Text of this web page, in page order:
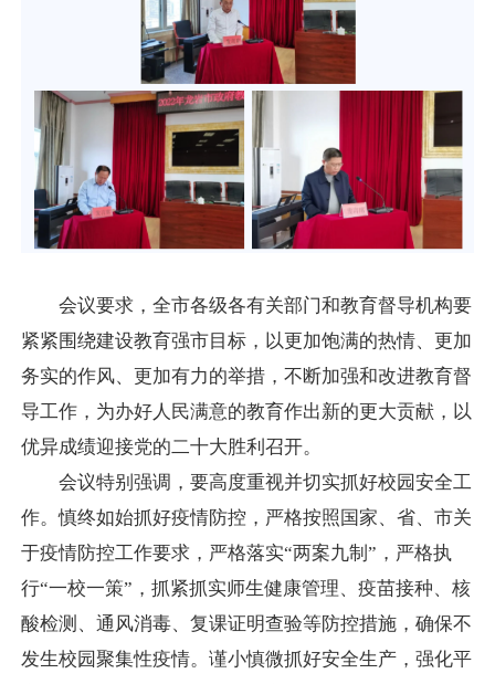
会议要求，全市各级各有关部门和教育督导机构要
紧紧围绕建设教育强市目标，以更加饱满的热情、更加
务实的作风、更加有力的举措，不断加强和改进教育督
导工作，为办好人民满意的教育作出新的更大贡献，以
优异成绩迎接党的二十大胜利召开。
会议特别强调，要高度重视并切实抓好校园安全工
作。慎终如始抓好疫情防控，严格按照国家、省、市关
于疫情防控工作要求，严格落实“两案九制”，严格执
行“一校一策”，抓紧抓实师生健康管理、疫苗接种、核
酸检测、通风消毒、复课证明查验等防控措施，确保不
发生校园聚集性疫情。谨小慎微抓好安全生产，强化平